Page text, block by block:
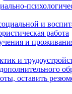
и
работа
и
и
оставить